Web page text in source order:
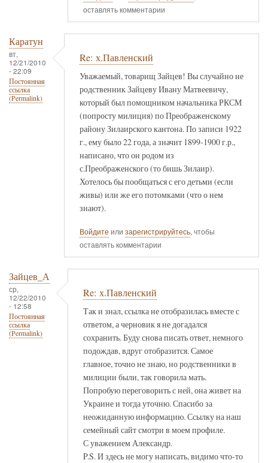
оставлять комментарии
Каратун
вт,
12/21/2010
- 22:09
Постоянная
ссылка
(Permalink)
Re: х.Павленский
Уважаемый, товарищ Зайцев! Вы случайно не
родственник Зайцеву Ивану Матвеевичу,
который был помощником начальника РКСМ
(попросту милиция) по Преображенскому
району Зилаирского кантона. По записи 1922
г., ему было 22 года, а значит 1899-1900 г.р.,
написано, что он родом из
с.Преображенского (то бишь Зилаир).
Хотелось бы пообщаться с его детьми (если
живы) или же его потомками (что о нем
знают).
Войдите или зарегистрируйтесь, чтобы
оставлять комментарии
Зайцев_А
ср,
12/22/2010
- 12:58
Постоянная
ссылка
(Permalink)
Re: х.Павленский
Так и знал, ссылка не отобразилась вместе с
ответом, а черновик я не догадался
сохранить. Буду снова писать ответ, немного
подождав, вдруг отобразится. Самое
главное, точно не знаю, но родственники в
милиции были, так говорила мать.
Попробую переговорить с ней, она живет на
Украине и тогда уточню. Спасибо за
неожиданную информацию. Ссылку на наш
семейный сайт смотри в моем профиле.
С уважением Александр.
P.S. И здесь не могу написать, видимо что-то